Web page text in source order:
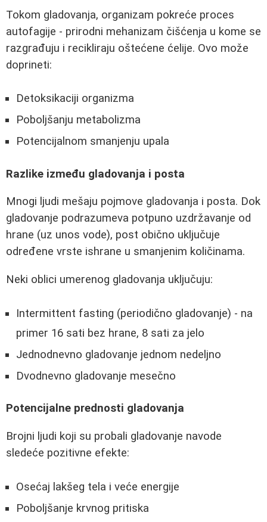
Tokom gladovanja, organizam pokreće proces
autofagije - prirodni mehanizam čišćenja u kome se
razgrađuju i recikliraju oštećene ćelije. Ovo može
doprineti:
Detoksikaciji organizma
Poboljšanju metabolizma
Potencijalnom smanjenju upala
Razlike između gladovanja i posta
Mnogi ljudi mešaju pojmove gladovanja i posta. Dok
gladovanje podrazumeva potpuno uzdržavanje od
hrane (uz unos vode), post obično uključuje
određene vrste ishrane u smanjenim količinama.
Neki oblici umerenog gladovanja uključuju:
Intermittent fasting (periodično gladovanje) - na
primer 16 sati bez hrane, 8 sati za jelo
Jednodnevno gladovanje jednom nedeljno
Dvodnevno gladovanje mesečno
Potencijalne prednosti gladovanja
Brojni ljudi koji su probali gladovanje navode
sledeće pozitivne efekte:
Osećaj lakšeg tela i veće energije
Poboljšanje krvnog pritiska